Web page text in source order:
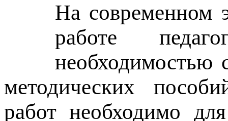
На современном
работе
необходимостью
методических
работ необходимо